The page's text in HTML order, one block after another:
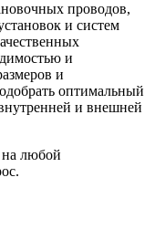
проводов,
и систем
и
и
оптимальный
и внешней
на любой